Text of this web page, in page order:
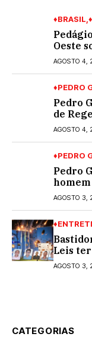
♦BRASIL
Oeste
10,70
AGOSTO 4,
♦PEDRO
Pedro
de
AGOSTO 4,
♦PEDRO
Pedro
socos
AGOSTO 3,
Leis
em
AGOSTO 3,
CATEGORIAS